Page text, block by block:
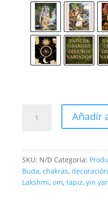
cantidad
Añadir
SKU: N/D Categoría:
Buda, chakras, decoración
Lakshmi, om, tapiz, yin